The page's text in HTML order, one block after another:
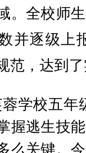
。全校师
并逐级上
范，达到
学校五年
握逃生技
么关键。